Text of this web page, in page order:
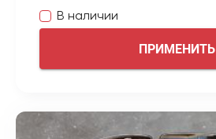
В наличии
ПРИМЕНИТЬ